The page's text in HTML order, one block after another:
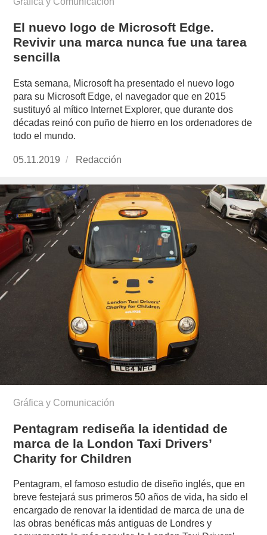
El nuevo logo de Microsoft Edge.
Revivir una marca nunca fue una tarea
sencilla
Esta semana, Microsoft ha presentado el nuevo logo
para su Microsoft Edge, el navegador que en 2015
sustituyó al mítico Internet Explorer, que durante dos
décadas reinó con puño de hierro en los ordenadores de
todo el mundo.
Publicado
05.11.2019 https://www.experimenta.es/author/redaccion/
Redacción
Gráfica y Comunicación
Pentagram rediseña la identidad de
marca de la London Taxi Drivers’
Charity for Children
Pentagram, el famoso estudio de diseño inglés, que en
breve festejará sus primeros 50 años de vida, ha sido el
encargado de renovar la identidad de marca de una de
las obras benéficas más antiguas de Londres y